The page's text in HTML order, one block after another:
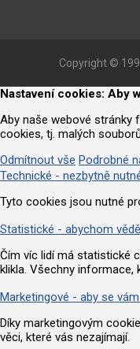
Copyright ©
Nastavení cookies: Aby
Aby naše webové stránky
cookies, tj. malých
Odmítnout vše Podrobné
Technické - nezbytně
Tyto cookies jsou nutné
Statistické - abychom
Čím víc lidí má statistické
klikla. Všechny
Marketingové - aby se
Díky marketingovým
věci, které vás nezajímají.